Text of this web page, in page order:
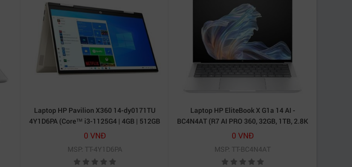
Laptop HP Pavilion X360 14-dy0171TU
4Y1D6PA (Core™ i3-1125G4 | 4GB | 512GB
| Intel UHD | 14 inch FHD | Win 10 | Vàng)
0 VNĐ
MSP: TT-4Y1D6PA
Laptop HP EliteBook X G1a 14 AI -
BC4N4AT (R7 AI PRO 360, 32GB, 1TB, 2.8K
OLED 120Hz, Cảm ứng, Win11 Pro)
0 VNĐ
MSP: TT-BC4N4AT